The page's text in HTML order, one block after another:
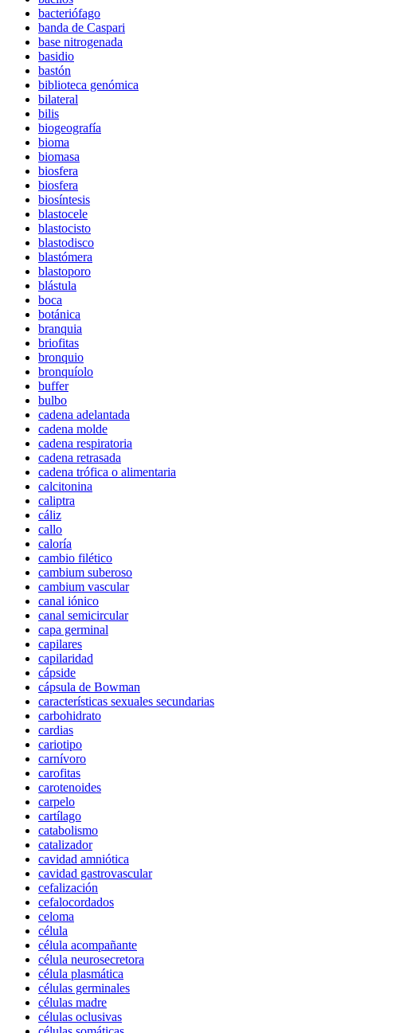
bacteriófago
banda de Caspari
base nitrogenada
basidio
bastón
biblioteca genómica
bilateral
bilis
biogeografía
bioma
biomasa
biosfera
biosfera
biosíntesis
blastocele
blastocisto
blastodisco
blastómera
blastoporo
blástula
boca
botánica
branquia
briofitas
bronquio
bronquíolo
buffer
bulbo
cadena adelantada
cadena molde
cadena respiratoria
cadena retrasada
cadena trófica o alimentaria
calcitonina
caliptra
cáliz
callo
caloría
cambio filético
cambium suberoso
cambium vascular
canal iónico
canal semicircular
capa germinal
capilares
capilaridad
cápside
cápsula de Bowman
características sexuales secundarias
carbohidrato
cardias
cariotipo
carnívoro
carofitas
carotenoides
carpelo
cartílago
catabolismo
catalizador
cavidad amniótica
cavidad gastrovascular
cefalización
cefalocordados
celoma
célula
célula acompañante
célula neurosecretora
célula plasmática
células germinales
células madre
células oclusivas